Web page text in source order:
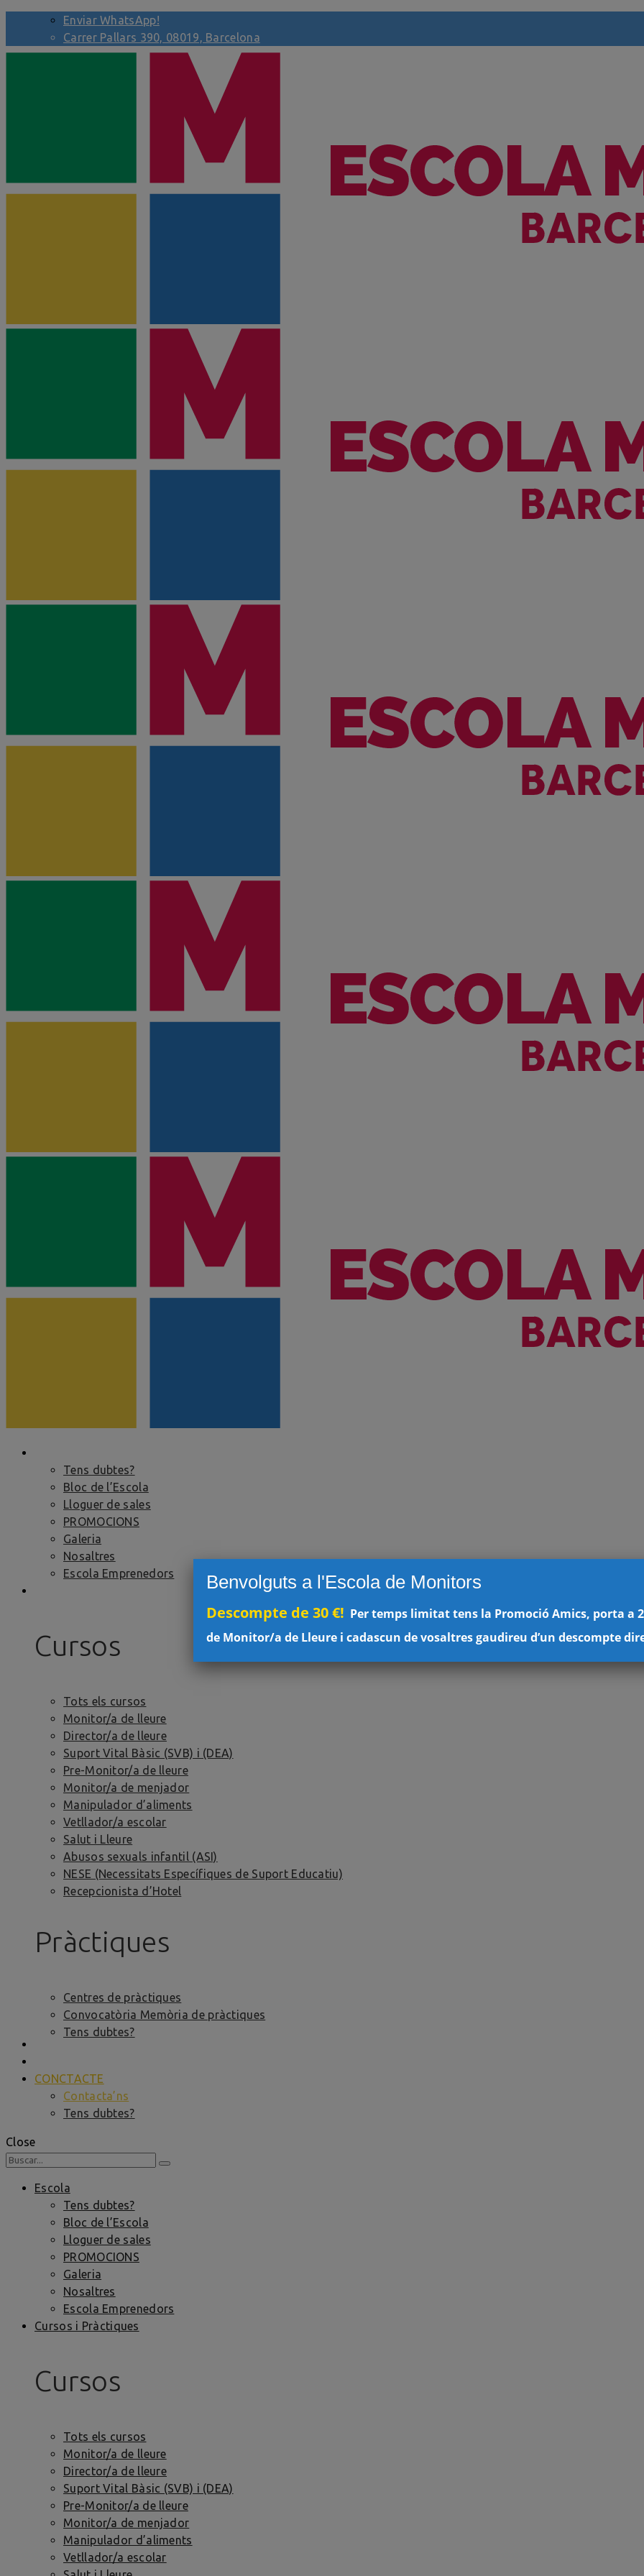
Enviar WhatsApp!
Carrer Pallars 390, 08019, Barcelona
Tens dubtes?
Bloc de l’Escola
Lloguer de sales
PROMOCIONS
Galeria
Nosaltres
Escola Emprenedors
Cursos
Tots els cursos
Monitor/a de lleure
Director/a de lleure
Suport Vital Bàsic (SVB) i (DEA)
Pre-Monitor/a de lleure
Monitor/a de menjador
Manipulador d’aliments
Vetllador/a escolar
Salut i Lleure
Abusos sexuals infantil (ASI)
NESE (Necessitats Específiques de Suport Educatiu)
Recepcionista d’Hotel
Pràctiques
Centres de pràctiques
Convocatòria Memòria de pràctiques
Tens dubtes?
CONCTACTE
Contacta’ns
Tens dubtes?
Close
Escola
Tens dubtes?
Bloc de l’Escola
Lloguer de sales
PROMOCIONS
Galeria
Nosaltres
Escola Emprenedors
Cursos i Pràctiques
Cursos
Tots els cursos
Monitor/a de lleure
Director/a de lleure
Suport Vital Bàsic (SVB) i (DEA)
Pre-Monitor/a de lleure
Monitor/a de menjador
Manipulador d’aliments
Vetllador/a escolar
Benvolguts a l'Escola de Monitors
Descompte de 30 €! Per temps limitat tens la Promoció Amics, porta a
de Monitor/a de Lleure i cadascun de vosaltres gaudireu d’un descompte